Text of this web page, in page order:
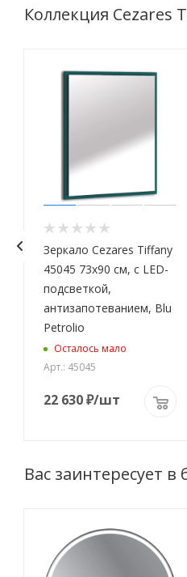
Коллекция Cezares
Зеркало Cezares Tiffany
45045 73x90 см, с LED-
подсветкой,
антизапотеванием, Blu
Petrolio
Осталось мало
Арт.: 45045
22 630₽/шт
Вас заинтересует в